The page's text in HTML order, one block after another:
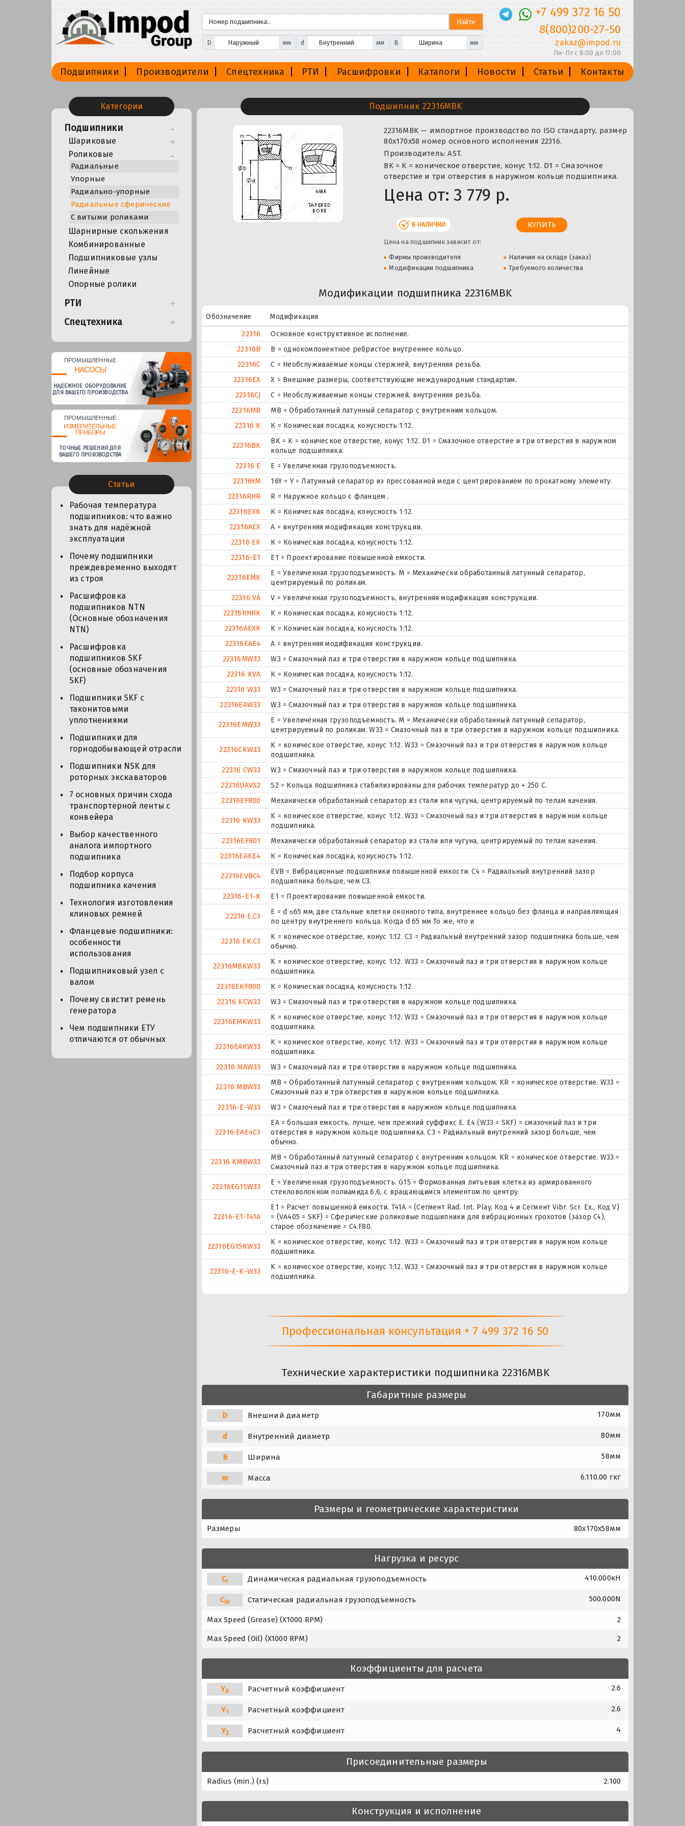
D мм d мм B мм
+7 499 372 16 50
8(800)200-27-50
zakaz@impod.ru
Пн-Пт с 8:00 до 17:00
Подшипники Производители Спецтехника РТИ Расшифровки Каталоги Новости Статьи Контакты
Категории
Подшипники
Шариковые
Роликовые
Радиальные
Упорные
Радиально-упорные
Радиальные сферические
С витыми роликами
Шарнирные скольжения
Комбинированные
Подшипниковые узлы
Линейные
Опорные ролики
РТИ
Спецтехника
ПРОМЫШЛЕННЫЕ
НАСОСЫ
НАДЕЖНОЕ ОБОРУДОВАНИЕ
ДЛЯ ВАШЕГО ПРОИЗВОДСТВА
ПРОМЫШЛЕННЫЕ
ИЗМЕРИТЕЛЬНЫЕ
ПРИБОРЫ
ТОЧНЫЕ РЕШЕНИЯ ДЛЯ
ВАШЕГО ПРОИЗВОДСТВА
Статьи
Рабочая температура
подшипников: что важно
знать для надёжной
эксплуатации
Почему подшипники
преждевременно выходят
из строя
Расшифровка
подшипников NTN
(Основные обозначения
NTN)
Расшифровка
подшипников SKF
(основные обозначения
SKF)
Подшипники SKF с
таконитовыми
уплотнениями
Подшипники для
горнодобывающей отрасли
Подшипники NSK для
роторных экскаваторов
7 основных причин схода
транспортерной ленты с
конвейера
Выбор качественного
аналога импортного
подшипника
Подбор корпуса
подшипника качения
Технология изготовления
клиновых ремней
Фланцевые подшипники:
особенности
использования
Подшипниковый узел с
валом
Почему свистит ремень
генератора
Чем подшипники ЕТУ
отличаются от обычных
Подшипник 22316MBK
22316MBK — импортное производство по ISO стандарту, размер
80x170x58 номер основного исполнения 22316.
Производитель: AST.
BK = K = коническое отверстие, конус 1:12. D1 = Смазочное
отверстие и три отверстия в наружном кольце подшипника.
Цена от: 3 779 р.
В НАЛИЧИИ
Цена на подшипник зависит от:
Фирмы производителя
Наличия на складе (заказ)
Модификации подшипника
Требуемого количества
Модификации подшипника 22316MBK
Обозначение
Модификация
22316
Основное конструктивное исполнение.
22316B
B = однокомпонентное ребристое внутреннее кольцо.
22316C
С = Необслуживаемые концы стержней, внутренняя резьба.
22316EX
X = Внешние размеры, соответствующие международным стандартам.
22316CJ
С = Необслуживаемые концы стержней, внутренняя резьба.
22316MB
MB = Обработанный латунный сепаратор с внутренним кольцом.
22316 K
К = Коническая посадка, конусность 1:12.
22316BK
BK = K = коническое отверстие, конус 1:12. D1 = Смазочное отверстие и три отверстия в наружном
кольце подшипника.
22316 E
Е = Увеличенная грузоподъемность.
22316YM
16Y = Y = Латунный сепаратор из прессованной меди с центрированием по прокатному элементу.
22316RHR
R = Наружное кольцо с фланцем .
22316EXK
К = Коническая посадка, конусность 1:12.
22316AEX
A = внутренняя модификация конструкции.
22316 EK
К = Коническая посадка, конусность 1:12.
22316-E1
E1 = Проектирование повышенной емкости.
22316EMK
E = Увеличенная грузоподъемность. М = Механически обработанный латунный сепаратор,
центрируемый по роликам.
22316 VA
V = Увеличенная грузоподъемность, внутренняя модификация конструкции.
22316RHRK
К = Коническая посадка, конусность 1:12.
22316AEXK
К = Коническая посадка, конусность 1:12.
22316EAE4
A = внутренняя модификация конструкции.
22316MW33
W3 = Смазочный паз и три отверстия в наружном кольце подшипника.
22316 KVA
К = Коническая посадка, конусность 1:12.
22316 W33
W3 = Смазочный паз и три отверстия в наружном кольце подшипника.
22316EAW33
W3 = Смазочный паз и три отверстия в наружном кольце подшипника.
22316EMW33
E = Увеличенная грузоподъемность. М = Механически обработанный латунный сепаратор,
центрируемый по роликам. W33 = Смазочный паз и три отверстия в наружном кольце подшипника.
22316CKW33
K = коническое отверстие, конус 1:12. W33 = Смазочный паз и три отверстия в наружном кольце
подшипника.
22316 CW33
W3 = Смазочный паз и три отверстия в наружном кольце подшипника.
22316UAVS2
S2 = Кольца подшипника стабилизированы для рабочих температур до + 250 С.
22316EF800
Механически обработанный сепаратор из стали или чугуна, центрируемый по телам качения.
22316 KW33
K = коническое отверстие, конус 1:12. W33 = Смазочный паз и три отверстия в наружном кольце
подшипника.
22316EF801
Механически обработанный сепаратор из стали или чугуна, центрируемый по телам качения.
22316EAKE4
К = Коническая посадка, конусность 1:12.
22316EVBC4
EVB = Вибрационные подшипники повышенной емкости. C4 = Радиальный внутренний зазор
подшипника больше, чем C3.
22316-E1-K
E1 = Проектирование повышенной емкости.
22316 E.C3
E = d ≤65 мм, две стальные клетки оконного типа, внутреннее кольцо без фланца и направляющая
по центру внутреннего кольца. Когда d 65 мм То же, что и
22316 EK.C3
K = коническое отверстие, конус 1:12. C3 = Радиальный внутренний зазор подшипника больше, чем
обычно.
22316MBKW33
K = коническое отверстие, конус 1:12. W33 = Смазочный паз и три отверстия в наружном кольце
подшипника.
22316EKF800
К = Коническая посадка, конусность 1:12.
22316 KCW33
W3 = Смазочный паз и три отверстия в наружном кольце подшипника.
22316EMKW33
K = коническое отверстие, конус 1:12. W33 = Смазочный паз и три отверстия в наружном кольце
подшипника.
22316EAKW33
K = коническое отверстие, конус 1:12. W33 = Смазочный паз и три отверстия в наружном кольце
подшипника.
22316 MAW33
W3 = Смазочный паз и три отверстия в наружном кольце подшипника.
22316 MBW33
MB = Обработанный латунный сепаратор с внутренним кольцом. KR = коническое отверстие. W33 =
Смазочный паз и три отверстия в наружном кольце подшипника.
22316-E-W33
W3 = Смазочный паз и три отверстия в наружном кольце подшипника.
22316 EAE4C3
EA = большая емкость, лучше, чем прежний суффикс E. E4 (W33 = SKF) = смазочный паз и три
отверстия в наружном кольце подшипника. C3 = Радиальный внутренний зазор больше, чем
обычно.
22316 KMBW33
MB = Обработанный латунный сепаратор с внутренним кольцом. KR = коническое отверстие. W33 =
Смазочный паз и три отверстия в наружном кольце подшипника.
22316EG15W33
E = Увеличенная грузоподъемность. G15 = Формованная литьевая клетка из армированного
стекловолокном полиамида 6,6, с вращающимся элементом по центру.
22316-E1-T41A
E1 = Расчет повышенной емкости. T41A = (Сегмент Rad. Int. Play, Код 4 и Сегмент Vibr. Scr. Ex., Код V)
= (VA405 = SKF) = Сферические роликовые подшипники для вибрационных грохотов (зазор C4),
старое обозначение = C4.F80.
22316EG15KW33
K = коническое отверстие, конус 1:12. W33 = Смазочный паз и три отверстия в наружном кольце
подшипника.
22316-E-K-W33
K = коническое отверстие, конус 1:12. W33 = Смазочный паз и три отверстия в наружном кольце
подшипника.
Профессиональная консультация + 7 499 372 16 50
Технические характеристики подшипника 22316MBK
Габаритные размеры
D Внешний диаметр 170мм
d Внутренний диаметр 80мм
B Ширина 58мм
m Масса 6.110.00 гкг
Размеры и геометрические характеристики
Размеры 80x170x58мм
Нагрузка и ресурс
Cr Динамическая радиальная грузоподъемность 410.000кН
C0r Статическая радиальная грузоподъемность 500.000N
Max Speed (Grease) (X1000 RPM) 2
Max Speed (Oil) (X1000 RPM) 2
Коэффициенты для расчета
Y0 Расчетный коэффициент 2.6
Y1 Расчетный коэффициент 2.6
Y2 Расчетный коэффициент 4
Присоединительные размеры
Radius (min.) (rs) 2.100
Конструкция и исполнение